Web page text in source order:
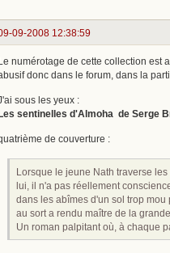
09-2008 12:38:59
numérotage de cette collection est
donc dans le forum, dans la
sous les yeux :
sentinelles d'Almoha de Serge
de couverture :
Lorsque le jeune Nath traverse
lui, il n'a pas réellement
dans les abîmes d'un sol trop
au sort a rendu maître de la
Un roman palpitant où, à chaque